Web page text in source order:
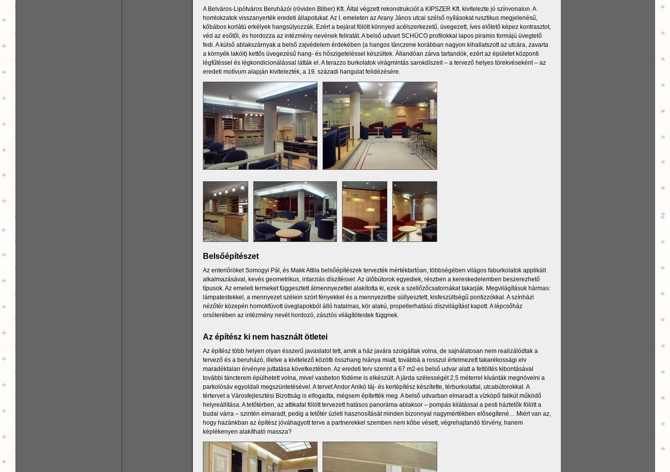
A Belváros-Lipótváros Beruházói (röviden Bliber) Kft. Által végzett rekonstrukciót a KIPSZER Kft. kivitelezte jó színvonalon. A
homlokzatok visszanyerték eredeti állapotukat. Az I. emeleten az Arany János utcai szélső nyílásokat rusztikus megjelenésű,
kőbábos korlátú erkélyek hangsúlyozzák. Ezért a bejárat fölött könnyed acélszerkezetű, üvegezett, íves előtető képez kontrasztot,
véd az esőtől, és hordozza az intézmény nevének feliratát. A belső udvart SCHÜCO profilokkal lapos piramis formájú üvegtető
fedi. A külső ablakszárnyak a belső zajvédelem érdekében (a hangos tánczene korábban nagyon kihallatszott az utcára, zavarta
a környék lakóit) kettős üvegezésű hang- és hőszigeteléssel készültek. Állandóan zárva tartandók, ezért az épületet központi
légfűtéssel és légkondicionálással látták el. A terazzo burkolatok virágmintás sarokdíszeit – a tervező helyes törekvéseként – az
eredeti motívum alapján kivitelezték, a 19. századi hangulat felidézésére.
Belsőépítészet
Az enteriőröket Somogyi Pál, és Makk Attila belsőépítészek tervezték mértéktartóan, többségében világos faburkolatok applikált
alkalmazásával, kevés geometrikus, intarziás díszítéssel. Az ülőbútorok egyediek, részben a kereskedelemben beszerezhető
típusok. Az emeleti termeket függesztett álmennyezettel alakította ki, ezek a szellőzőcsatornákat takarják. Megvilágításuk hármas:
lámpatestekkel, a mennyezet szélein szórt fényekkel és a mennyezetbe süllyesztett, kisfeszültségű pontizzókkal. A színházi
nézőtér közepén homokfúvott üveglapokból álló hatalmas, kör alakú, propellerhatású díszvilágítást kapott. A lépcsőház
orsóterében az intézmény nevét hordozó, zászlós világítótestek függnek.
Az építész ki nem használt ötletei
Az építész több helyen olyan ésszerű javaslatot tett, amik a ház javára szolgáltak volna, de sajnálatosan nem realizálódtak a
tervező és a beruházó, illetve a kivitelező közötti összhang hiánya miatt, továbbá a rosszul értelmezett takarékossági elv
maradéktalan érvényre juttatása következtében. Az eredeti terv szerint a 67 m2-es belső udvar alatt a feltöltés kibontásával
további táncterem épülhetett volna, mivel vasbeton födéme is elkészült. A járda szélességét 2,5 méterrel kívánták megnövelni a
parkolósáv egyoldali megszüntetésével. A tervet Andor Anikó táj- és kertépítész készítette, térburkolattal, utcabútorokkal. A
tértervet a Városfejlesztési Bizottság is elfogadta, mégsem építették meg. A belső udvarban elmaradt a vízköpő falikút működő
helyreállítása. A tetőtérben, az attikafal fölött tervezett hatásos panoráma-ablaksor – pompás kilátással a pesti háztetők fölött a
budai várra – szintén elmaradt, pedig a tetőtér üzleti hasznosítását minden bizonnyal nagymértékben elősegítené… Miért van az,
hogy hazánkban az építész jóváhagyott terve a partnerekkel szemben nem kőbe vésett, végrehajtandó törvény, hanem
képlékenyen alakítható massza?